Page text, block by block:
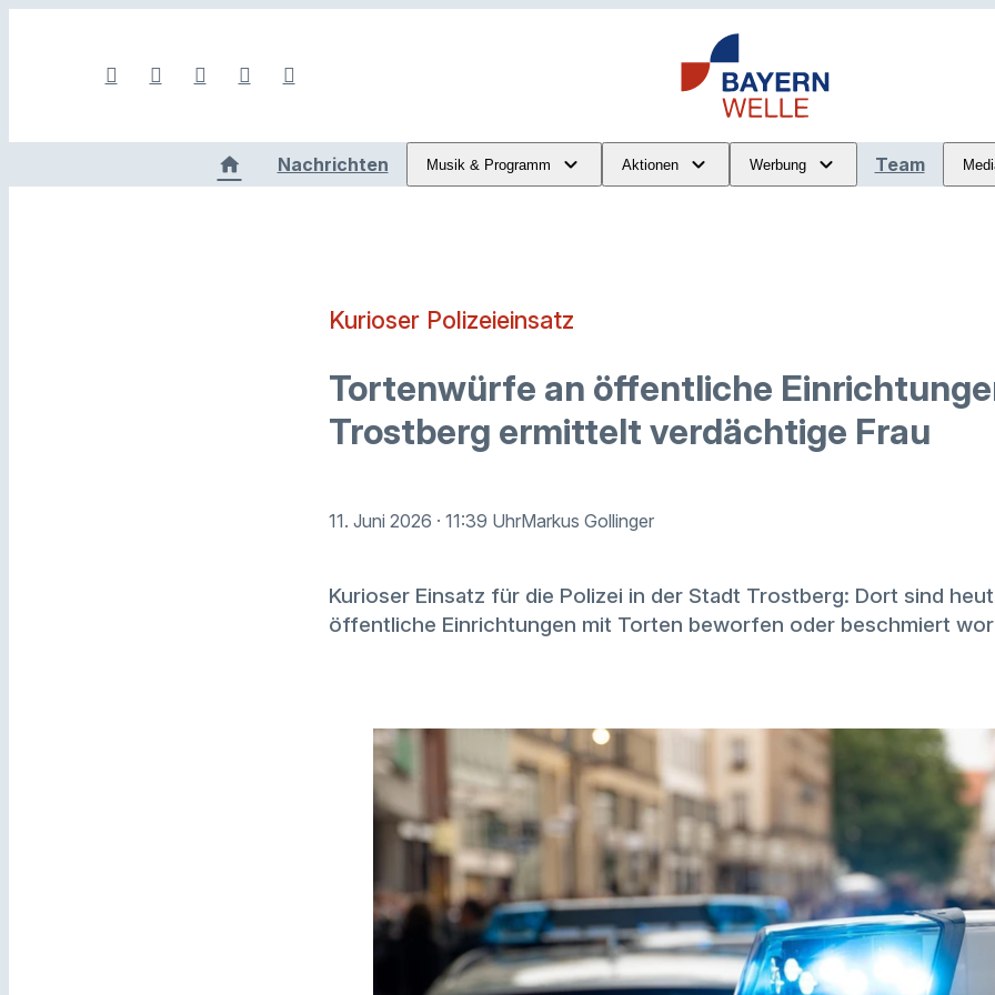
Nachrichten Musik & Programm Aktionen Werbung Team
Kurioser Polizeieinsatz
Tortenwürfe an öffentliche
Trostberg ermittelt verdächtige Frau
11. Juni 2026 · 11:39 UhrMarkus Gollinger
Kurioser Einsatz für die Polizei in der Stadt Trostberg: Dort sind
öffentliche Einrichtungen mit Torten beworfen oder beschmiert